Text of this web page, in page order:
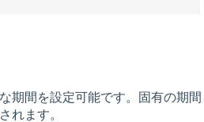
期間を設定可能です。固有の期間
れます。